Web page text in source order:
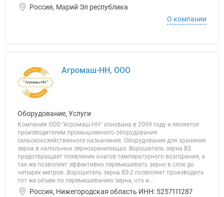
Россия, Марий Эл республика
О компании
Агромаш-НН, ООО
Оборудование, Услуги
Компания ООО "Агромаш-НН" основана в 2009 году и является
производителем промышленного оборудования
сельскохозяйственного назначения. Оборудование для хранения
зерна в напольных зернохранилищах: Ворошитель зерна ВЗ
предотвращает появление очагов температурного возгорания, а
так же позволяет эффективно перемешивать зерно в слое до
четырех метров. Ворошитель зерна ВЗ-2 позволяет производить
тот же объем по перемешиванию зерна, что и...
Россия, Нижегородская область ИНН: 5257111287